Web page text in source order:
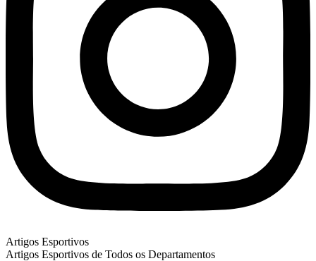
Artigos Esportivos
Artigos Esportivos de Todos os Departamentos